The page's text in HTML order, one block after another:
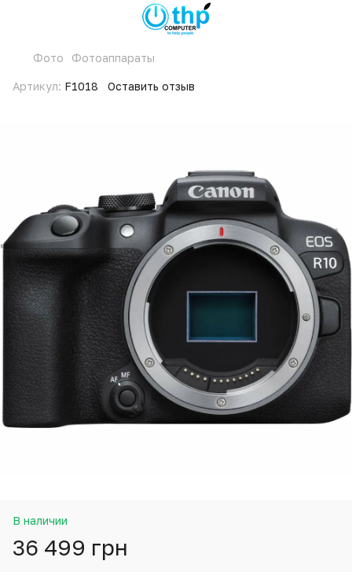
Фото Фотоаппараты
Артикул: F1018 Оставить отзыв
В наличии
36 499 грн